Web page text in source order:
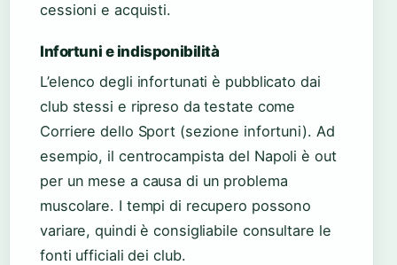
cessioni e acquisti.
Infortuni e indisponibilità
L’elenco degli infortunati è pubblicato dai
club stessi e ripreso da testate come
Corriere dello Sport (sezione infortuni). Ad
esempio, il centrocampista del Napoli è out
per un mese a causa di un problema
muscolare. I tempi di recupero possono
variare, quindi è consigliabile consultare le
fonti ufficiali dei club.